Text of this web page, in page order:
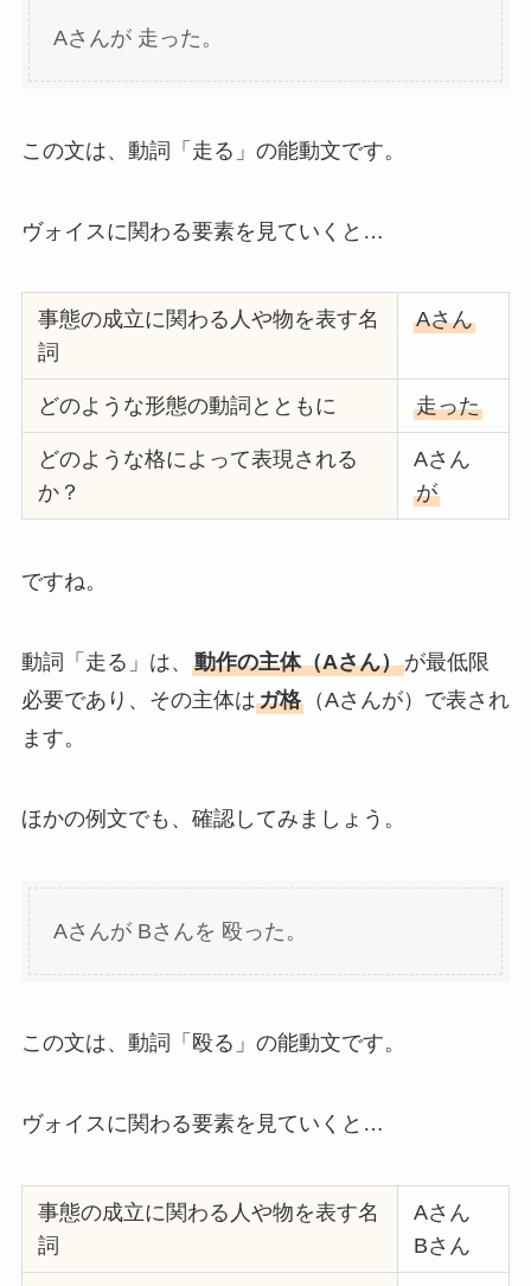
Aさんが 走った。
この文は、動詞「走る」の能動文です。
ヴォイスに関わる要素を見ていくと…
事態の成立に関わる人や物を表す名
詞
Aさん
どのような形態の動詞とともに 走った
どのような格によって表現される
か？
Aさん
が
ですね。
動詞「走る」は、 動作の主体（Aさん）が最低限
必要であり、その主体はガ格（Aさんが）で表され
ます。
ほかの例文でも、確認してみましょう。
Aさんが Bさんを 殴った。
この文は、動詞「殴る」の能動文です。
ヴォイスに関わる要素を見ていくと…
事態の成立に関わる人や物を表す名
詞
Aさん
Bさん